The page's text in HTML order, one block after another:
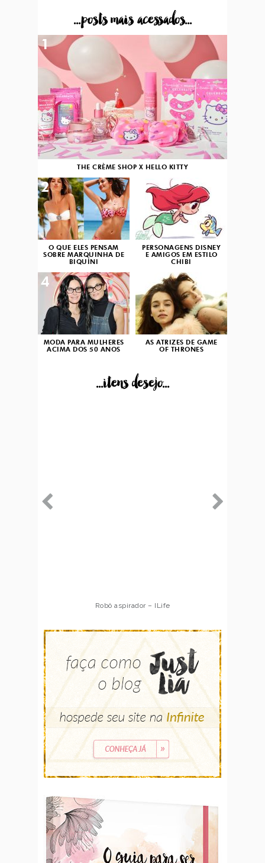
...posts mais acessados...
THE CRÈME SHOP X HELLO KITTY
1
O QUE ELES PENSAM
SOBRE MARQUINHA DE
BIQUÍNI
2
PERSONAGENS DISNEY
E AMIGOS EM ESTILO
CHIBI
3
MODA PARA MULHERES
ACIMA DOS 50 ANOS
4
AS ATRIZES DE GAME
OF THRONES
...itens desejo...
Robô aspirador – ILife